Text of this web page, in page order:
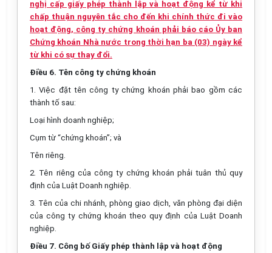
nghị cấp giấy phép thành lập và hoạt động kể từ khi
chấp thuận nguyên tắc cho đến khi chính thức đi vào
hoạt động, công ty chứng khoán phải báo cáo Ủy ban
Chứng khoán Nhà nước trong thời hạn ba (03) ngày kể
từ khi có sự thay đổi.
Điều 6. Tên công ty chứng khoán
1. Việc đặt tên công ty chứng khoán phải bao gồm các
thành tố sau:
Loại hình doanh nghiệp;
Cụm từ “chứng khoán”; và
Tên riêng.
2. Tên riêng của công ty chứng khoán phải tuân thủ quy
định của Luật Doanh nghiệp.
3. Tên của chi nhánh, phòng giao dịch, văn phòng đại diện
của công ty chứng khoán theo quy định của Luật Doanh
nghiệp.
Điều 7. Công bố Giấy phép thành lập và hoạt động